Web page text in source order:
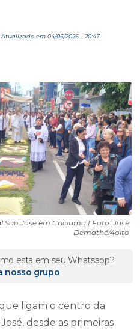
Atualizado em 04/06/2026 - 20:47
São José em Criciúma | Foto: José
Demathé/4oito
esta em seu Whatsapp?
nosso grupo
ligam o centro da
desde as primeiras